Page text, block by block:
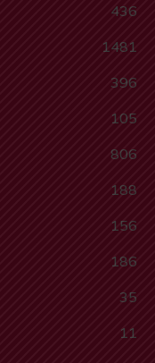
436
1481
396
105
806
188
156
186
35
11